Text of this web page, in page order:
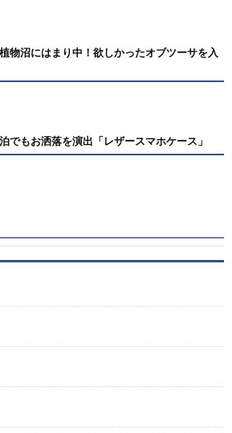
物沼にはまり中！欲しかったオブツーサを入
でもお洒落を演出「レザースマホケース」